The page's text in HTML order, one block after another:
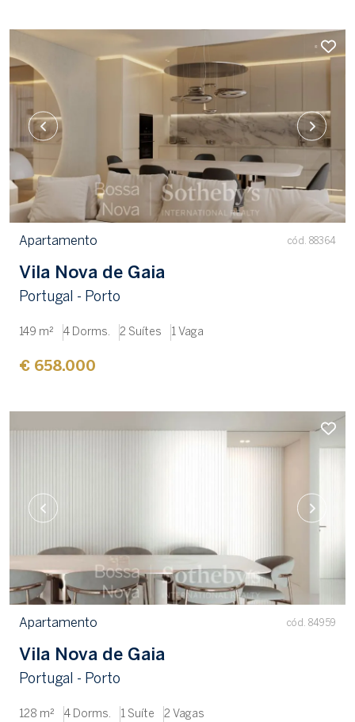
Apartamento cód. 88364
Vila Nova de Gaia
Portugal - Porto
149 m² 4 Dorms. 2 Suítes 1 Vaga
€ 658.000
Apartamento cód. 84959
Vila Nova de Gaia
Portugal - Porto
128 m² 4 Dorms. 1 Suíte 2 Vagas